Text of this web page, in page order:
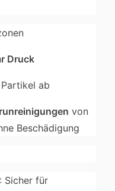
Druck
ab
von
Beschädigung
: Sicher für